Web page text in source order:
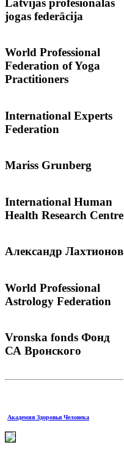
Latvijas profesionālās
jogas federācija
World Professional
Federation of Yoga
Practitioners
International Experts
Federation
Mariss Grunberg
International Human
Health Research Centre
Александр Лахтионов
World Professional
Astrology Federation
Vronska fonds Фонд
СА Вронского
Академия Здоровья Человека